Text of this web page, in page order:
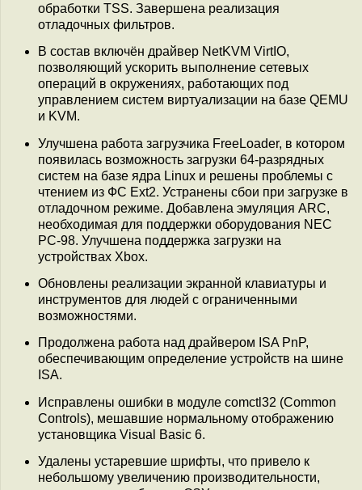
обработки TSS. Завершена реализация
отладочных фильтров.
В состав включён драйвер NetKVM VirtIO,
позволяющий ускорить выполнение сетевых
операций в окружениях, работающих под
управлением систем виртуализации на базе QEMU
и KVM.
Улучшена работа загрузчика FreeLoader, в котором
появилась возможность загрузки 64-разрядных
систем на базе ядра Linux и решены проблемы с
чтением из ФС Ext2. Устранены сбои при загрузке в
отладочном режиме. Добавлена эмуляция ARC,
необходимая для поддержки оборудования NEC
PC-98. Улучшена поддержка загрузки на
устройствах Xbox.
Обновлены реализации экранной клавиатуры и
инструментов для людей с ограниченными
возможностями.
Продолжена работа над драйвером ISA PnP,
обеспечивающим определение устройств на шине
ISA.
Исправлены ошибки в модуле comctl32 (Common
Controls), мешавшие нормальному отображению
установщика Visual Basic 6.
Удалены устаревшие шрифты, что привело к
небольшому увеличению производительности,